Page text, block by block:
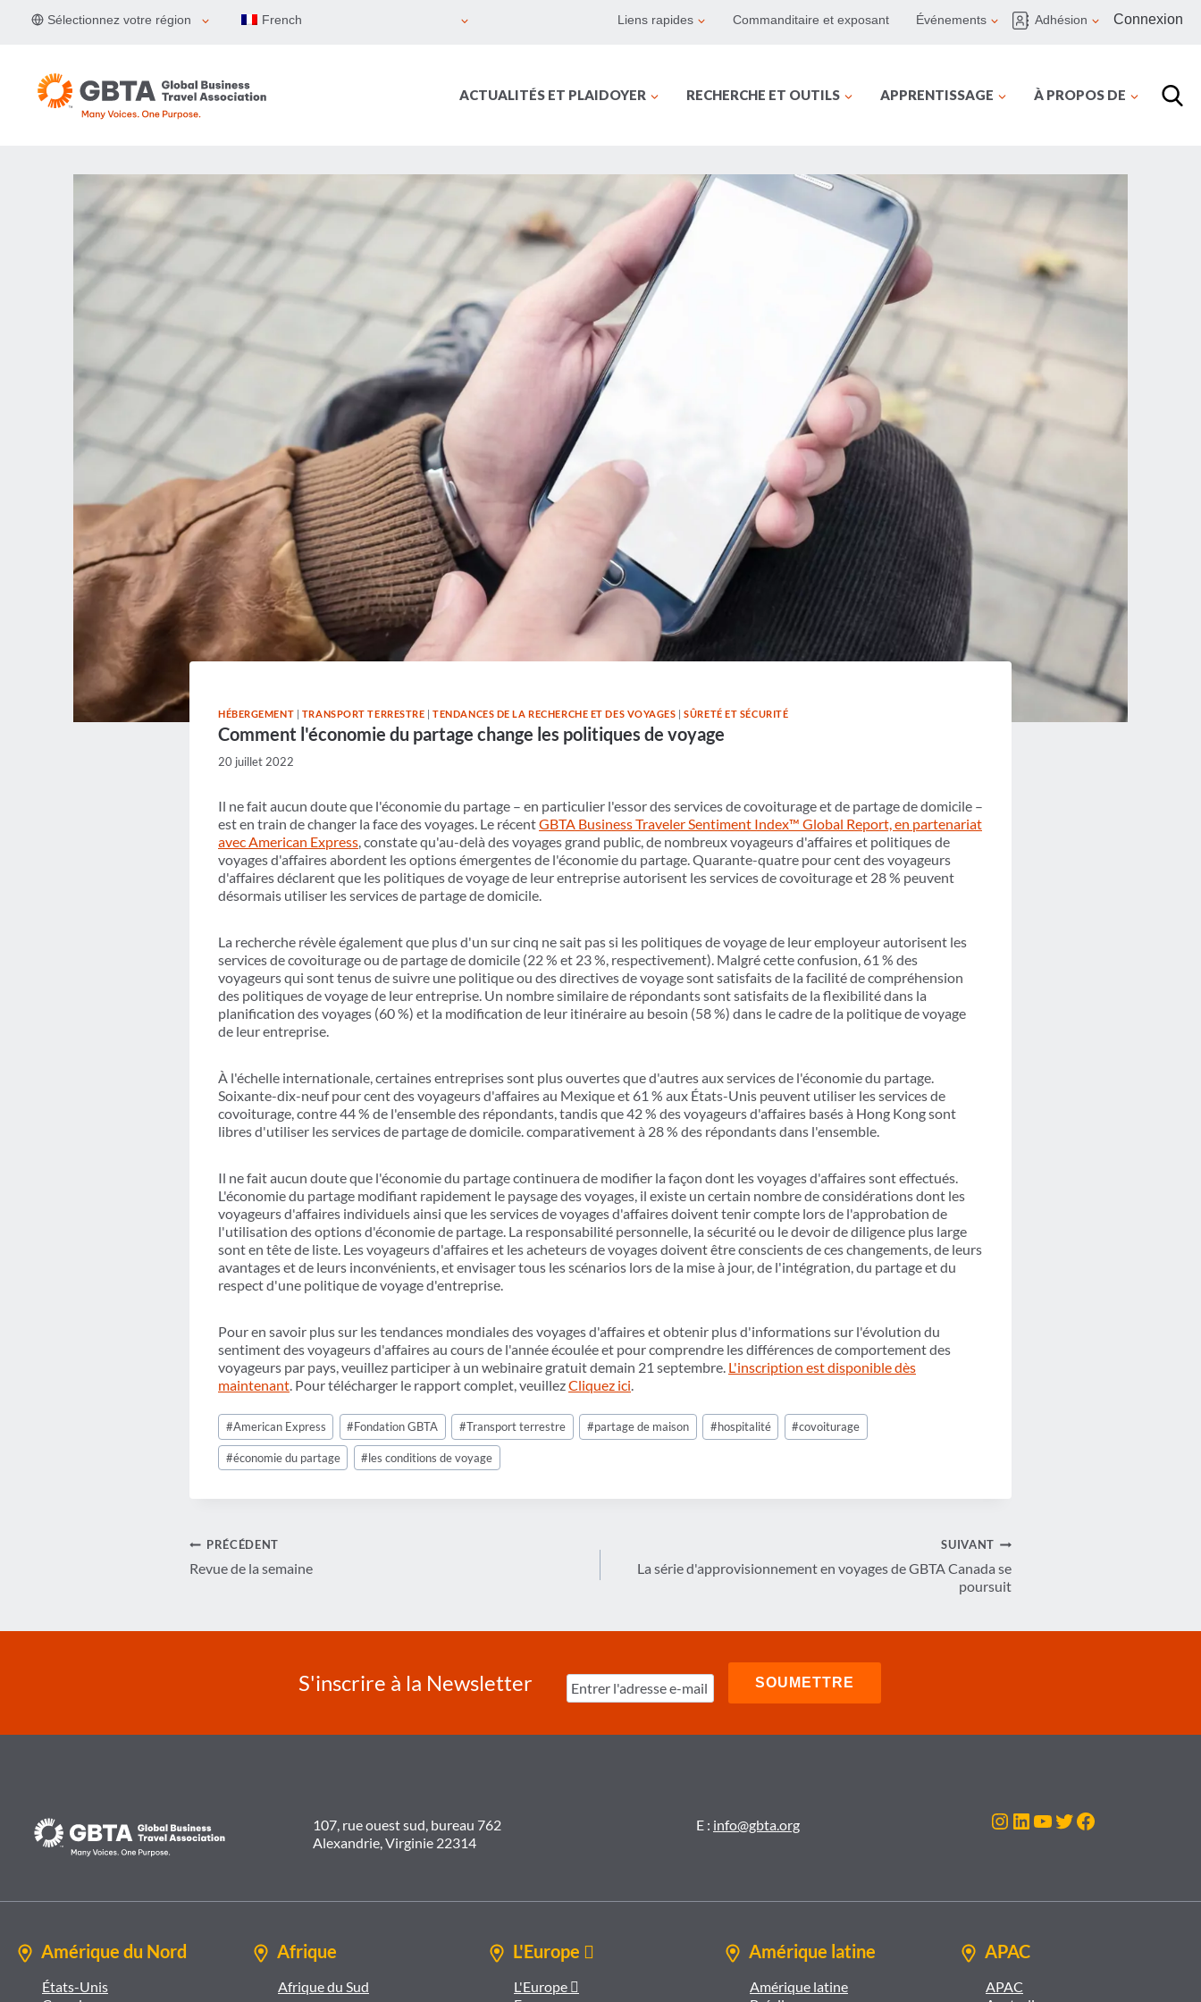
Sélectionnez votre région French Liens rapides Commanditaire et exposant Événements Adhésion Connexion
ACTUALITÉS ET PLAIDOYER RECHERCHE ET OUTILS APPRENTISSAGE À PROPOS DE
HÉBERGEMENT | TRANSPORT TERRESTRE |TENDANCES DE LA RECHERCHE ET DES VOYAGES |SÛRETÉ ET SÉCURITÉ
Comment l'économie du partage change les politiques de voyage
20 juillet 2022
Il ne fait aucun doute que l'économie du partage – en particulier l'essor des services de covoiturage et de partage de domicile –
est en train de changer la face des voyages. Le récentGBTA Business Traveler Sentiment Index™ Global Report, en partenariat
avec American Express, constate qu'au-delà des voyages grand public, de nombreux voyageurs d'affaires et politiques de
voyages d'affaires abordent les options émergentes de l'économie du partage. Quarante-quatre pour cent des voyageurs
d'affaires déclarent que les politiques de voyage de leur entreprise autorisent les services de covoiturage et 28 % peuvent
désormais utiliser les services de partage de domicile.
La recherche révèle également que plus d'un sur cinq ne sait pas si les politiques de voyage de leur employeur autorisent les
services de covoiturage ou de partage de domicile (22 % et 23 %, respectivement). Malgré cette confusion, 61 % des
voyageurs qui sont tenus de suivre une politique ou des directives de voyage sont satisfaits de la facilité de compréhension
des politiques de voyage de leur entreprise. Un nombre similaire de répondants sont satisfaits de la flexibilité dans la
planification des voyages (60 %) et la modification de leur itinéraire au besoin (58 %) dans le cadre de la politique de voyage
de leur entreprise.
À l'échelle internationale, certaines entreprises sont plus ouvertes que d'autres aux services de l'économie du partage.
Soixante-dix-neuf pour cent des voyageurs d'affaires au Mexique et 61 % aux États-Unis peuvent utiliser les services de
covoiturage, contre 44 % de l'ensemble des répondants, tandis que 42 % des voyageurs d'affaires basés à Hong Kong sont
libres d'utiliser les services de partage de domicile. comparativement à 28 % des répondants dans l'ensemble.
Il ne fait aucun doute que l'économie du partage continuera de modifier la façon dont les voyages d'affaires sont effectués.
L'économie du partage modifiant rapidement le paysage des voyages, il existe un certain nombre de considérations dont les
voyageurs d'affaires individuels ainsi que les services de voyages d'affaires doivent tenir compte lors de l'approbation de
l'utilisation des options d'économie de partage. La responsabilité personnelle, la sécurité ou le devoir de diligence plus large
sont en tête de liste. Les voyageurs d'affaires et les acheteurs de voyages doivent être conscients de ces changements, de leurs
avantages et de leurs inconvénients, et envisager tous les scénarios lors de la mise à jour, de l'intégration, du partage et du
respect d'une politique de voyage d'entreprise.
Pour en savoir plus sur les tendances mondiales des voyages d'affaires et obtenir plus d'informations sur l'évolution du
sentiment des voyageurs d'affaires au cours de l'année écoulée et pour comprendre les différences de comportement des
voyageurs par pays, veuillez participer à un webinaire gratuit demain 21 septembre. L'inscription est disponible dès
maintenant. Pour télécharger le rapport complet, veuillezCliquez ici.
Étiquettes
de
la
publication :
#American Express #Fondation GBTA #Transport terrestre #partage de maison #hospitalité #covoiturage
#économie du partage #les conditions de voyage
Navigation
l’article
PRÉCÉDENT
Revue de la semaine
SUIVANT
La série d'approvisionnement en voyages de GBTA Canada se
poursuit
S'inscrire à la Newsletter
107, rue ouest sud, bureau 762
Alexandrie, Virginie 22314
E : info@gbta.org Instagram
LinkedIn
YouTube
Twitter
Facebook
Amérique du Nord
États-Unis
Afrique
Afrique du Sud
L'Europe 
L'Europe 
Amérique latine
Amérique latine
APAC
APAC